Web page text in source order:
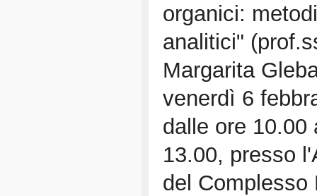
organici:
analitici"
Margarita
venerdì 6
dalle ore 10.00
13.00, presso
del Complesso